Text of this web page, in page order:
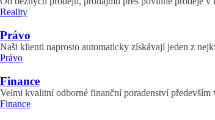
Reality
Právo
Naši klienti naprosto automaticky získávají jeden z
Právo
Finance
Velmi kvalitní odborné finanční poradenství především
Finance